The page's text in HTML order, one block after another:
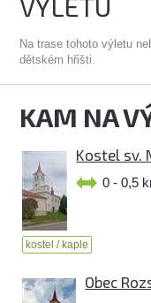
VÝLETU
Na trase tohoto výletu
dětském hřišti.
KAM NA
Kostel sv.
0 - 0,5
kostel / kaple
Obec